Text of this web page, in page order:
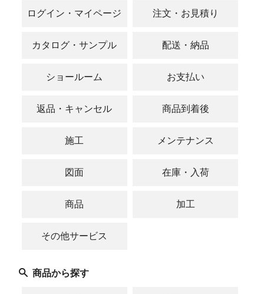
閉じる
ログイン・マイページ 注文・お見積り
カタログ・サンプル 配送・納品
ショールーム お支払い
返品・キャンセル 商品到着後
施工 メンテナンス
図面 在庫・入荷
商品 加工
その他サービス
商品から探す